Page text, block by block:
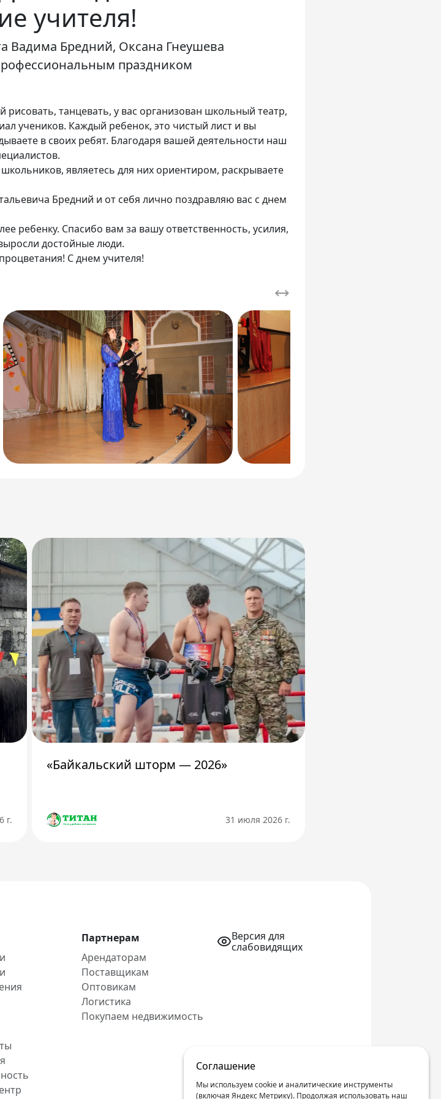
учителя!
Вадима Бредний, Оксана Гнеушева
праздником
рисовать, танцевать, у вас организован школьный театр,
учеников. Каждый ребенок, это чистый лист и вы
в своих ребят. Благодаря вашей деятельности наш
являетесь для них ориентиром, раскрываете
Бредний и от себя лично поздравляю вас с днем
ребенку. Спасибо вам за вашу ответственность, усилия,
достойные люди.
С днем учителя!
г.
«Байкальский шторм — 2026»
31 июля 2026 г.
Соглашение
Мы используем cookie и аналитические инструменты
(включая Яндекс Метрику). Продолжая использовать наш
Партнерам
Арендаторам
Поставщикам
Оптовикам
Логистика
Покупаем недвижимость
Версия для
слабовидящих